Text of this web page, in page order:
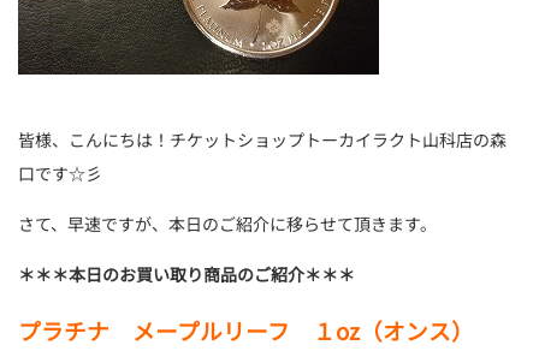
皆様、こんにちは！チケットショップトーカイラクト山科店の森
口です☆彡
さて、早速ですが、本日のご紹介に移らせて頂きます。
＊＊＊本日のお買い取り商品のご紹介＊＊＊
プラチナ メープルリーフ １oz（オンス）